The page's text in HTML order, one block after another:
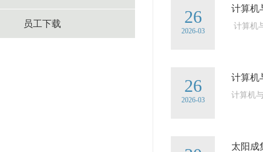
员工下载 26
2026-03
计算机
计算机
26
2026-03
计算机
计算机
太阳成